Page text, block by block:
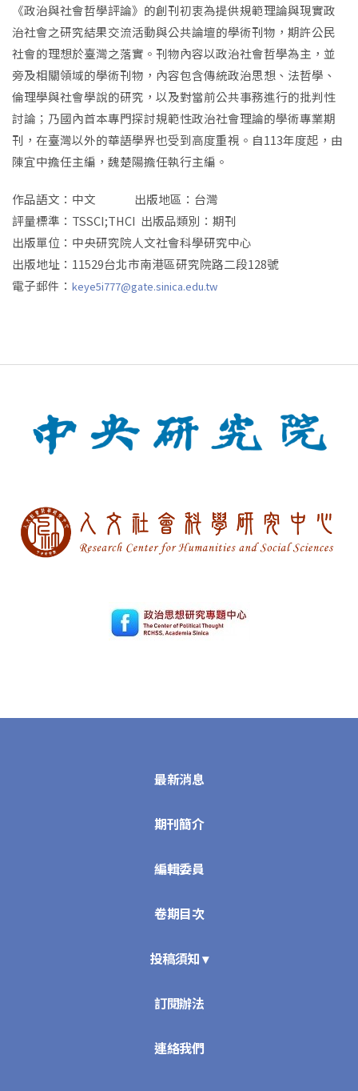
《政治與社會哲學評論》的創刊初衷為提供規範理論與現實政
治社會之研究結果交流活動與公共論壇的學術刊物，期許公民
社會的理想於臺灣之落實。刊物內容以政治社會哲學為主，並
旁及相關領域的學術刊物，內容包含傳統政治思想、法哲學、
倫理學與社會學說的研究，以及對當前公共事務進行的批判性
討論；乃國內首本專門探討規範性政治社會理論的學術專業期
刊，在臺灣以外的華語學界也受到高度重視。自113年度起，由
陳宜中擔任主編，魏楚陽擔任執行主編。
作品語文：中文 出版地區：台灣
評量標準：TSSCI;THCI 出版品類別：期刊
出版單位：中央研究院人文社會科學研究中心
出版地址：11529台北市南港區研究院路二段128號
電子郵件： keye5i777@gate.sinica.edu.tw
最新消息
期刊簡介
編輯委員
卷期目次
投稿須知 ▾
訂閱辦法
連絡我們